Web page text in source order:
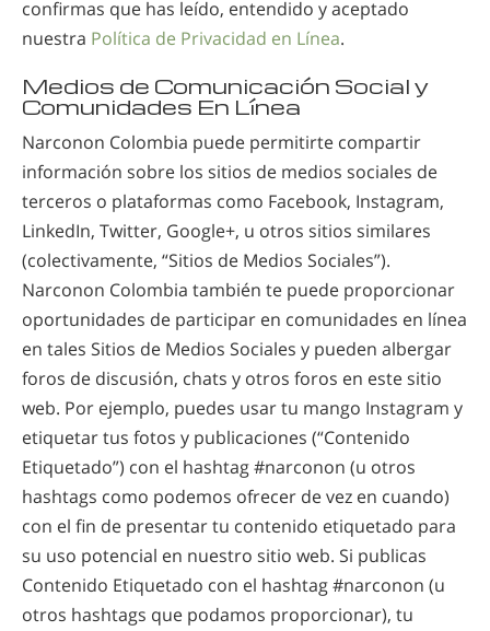
confirmas que has leído, entendido y aceptado
nuestra Política de Privacidad en Línea.
Medios de Comunicación Social y
Comunidades En Línea
Narconon Colombia puede permitirte compartir
información sobre los sitios de medios sociales de
terceros o plataformas como Facebook, Instagram,
LinkedIn, Twitter, Google+, u otros sitios similares
(colectivamente, “Sitios de Medios Sociales”).
Narconon Colombia también te puede proporcionar
oportunidades de participar en comunidades en línea
en tales Sitios de Medios Sociales y pueden albergar
foros de discusión, chats y otros foros en este sitio
web. Por ejemplo, puedes usar tu mango Instagram y
etiquetar tus fotos y publicaciones (“Contenido
Etiquetado”) con el hashtag #narconon (u otros
hashtags como podemos ofrecer de vez en cuando)
con el fin de presentar tu contenido etiquetado para
su uso potencial en nuestro sitio web. Si publicas
Contenido Etiquetado con el hashtag #narconon (u
otros hashtags que podamos proporcionar), tu